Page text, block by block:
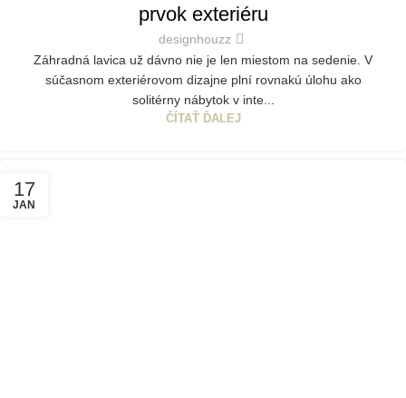
prvok exteriéru
designhouzz
Záhradná lavica už dávno nie je len miestom na sedenie. V
súčasnom exteriérovom dizajne plní rovnakú úlohu ako
solitérny nábytok v inte...
ČÍTAŤ ĎALEJ
17
JAN